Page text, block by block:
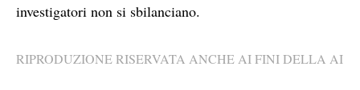
investigatori non si sbilanciano.
RIPRODUZIONE RISERVATA ANCHE AI FINI DELLA AI